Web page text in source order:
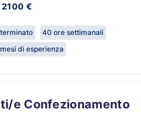
2100 €
40 ore settimanali
di esperienza
e Confezionamento